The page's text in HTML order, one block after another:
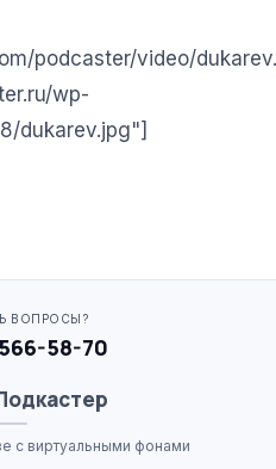
podcaster/video/
wp-
dukarev.jpg"]
ВОПРОСЫ?
58-70
с виртуальными фонами